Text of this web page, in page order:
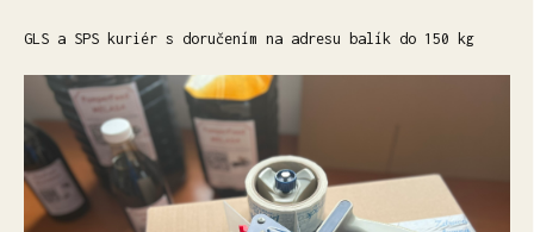
GLS a SPS kuriér s doručením na adresu balík do 150 kg